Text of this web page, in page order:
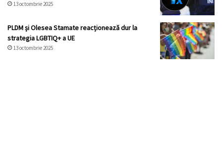
13 octombrie 2025
PLDM și Olesea Stamate reacționează dur la
strategia LGBTIQ+ a UE
13 octombrie 2025